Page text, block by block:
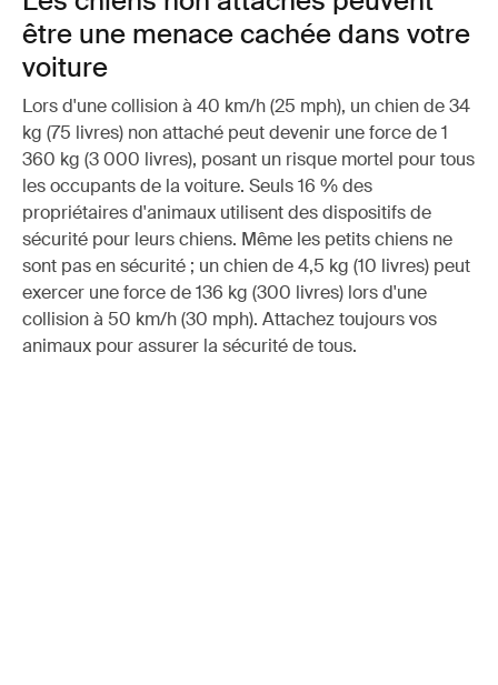
être une menace cachée dans votre
voiture
Lors d'une collision à 40 km/h (25 mph), un chien de 34
kg (75 livres) non attaché peut devenir une force de 1
360 kg (3 000 livres), posant un risque mortel pour tous
les occupants de la voiture. Seuls 16 % des
propriétaires d'animaux utilisent des dispositifs de
sécurité pour leurs chiens. Même les petits chiens ne
sont pas en sécurité ; un chien de 4,5 kg (10 livres) peut
exercer une force de 136 kg (300 livres) lors d'une
collision à 50 km/h (30 mph). Attachez toujours vos
animaux pour assurer la sécurité de tous.